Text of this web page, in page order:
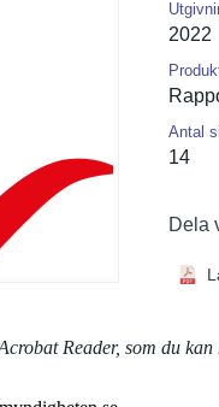
2022
Antal
14
Dela
Reader, som du kan